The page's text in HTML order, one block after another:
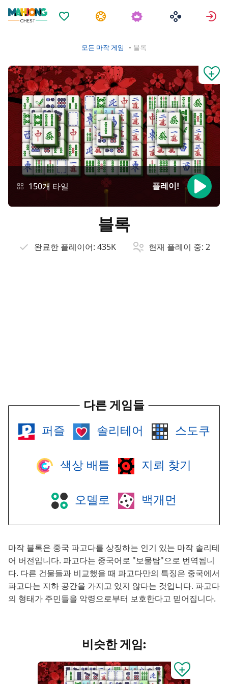
즐겨찾기
모든 마작 게임 블록
150개 타일 플레이!
블록
완료한 플레이어: 435K 현재 플레이 중: 2
다른 게임들
퍼즐 솔리테어 스도쿠
색상 배틀 지뢰 찾기
오델로 백개먼
마작 블록은 중국 파고다를 상징하는 인기 있는 마작 솔리테
어 버전입니다. 파고다는 중국어로 "보물탑"으로 번역됩니
다. 다른 건물들과 비교했을 때 파고다만의 특징은 중국에서
파고다는 지하 공간을 가지고 있지 않다는 것입니다. 파고다
의 형태가 주민들을 악령으로부터 보호한다고 믿어집니다.
비슷한 게임: